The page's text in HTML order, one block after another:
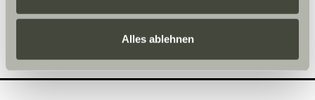
erteilen Sie uns Ihre Einwilligung zur Verarbeitung Ihrer
freiwillig, für den Besuch der Website nicht erforderlich
und kann jederzeit über die Einstellungen widerrufen
werden. Klicken Sie auf Ablehnen, werden nur die
Alles ablehnen
Heure